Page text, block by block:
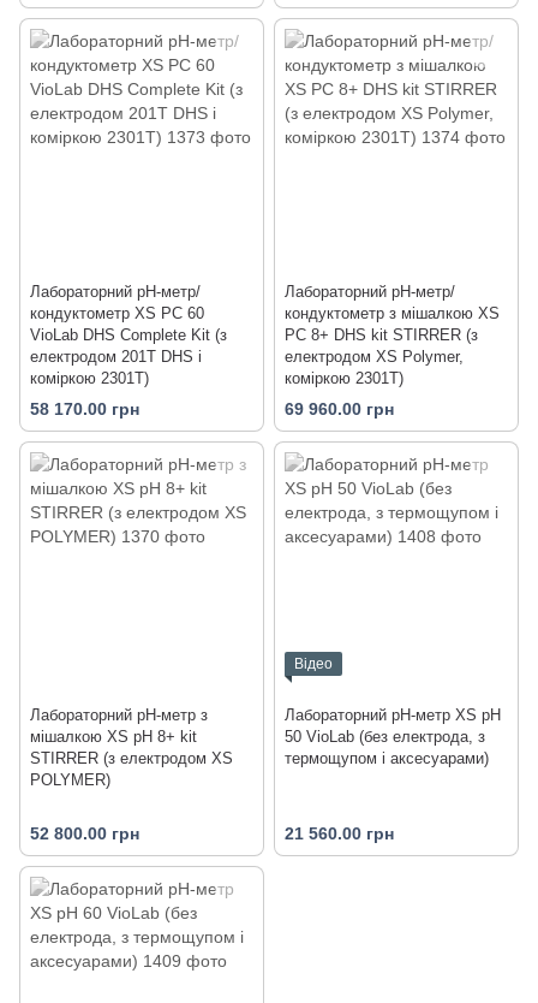
Лабораторний pH-метр/
кондуктометр XS PC 60
VioLab DHS Complete Kit (з
електродом 201T DHS і
коміркою 2301T)
58 170.00 грн
Лабораторний pH-метр/
кондуктометр з мішалкою XS
PC 8+ DHS kit STIRRER (з
електродом XS Polymer,
коміркою 2301T)
69 960.00 грн
Лабораторний pH-метр з
мішалкою XS pH 8+ kit
STIRRER (з електродом XS
POLYMER)
52 800.00 грн
Відео
Лабораторний pH-метр XS pH
50 VioLab (без електрода, з
термощупом і аксесуарами)
21 560.00 грн